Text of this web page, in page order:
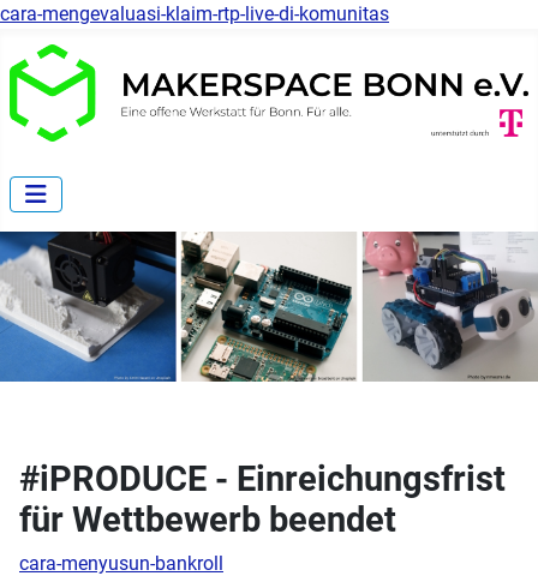
cara-mengevaluasi-klaim-rtp-live-di-komunitas
#iPRODUCE - Einreichungsfrist
für Wettbewerb beendet
cara-menyusun-bankroll